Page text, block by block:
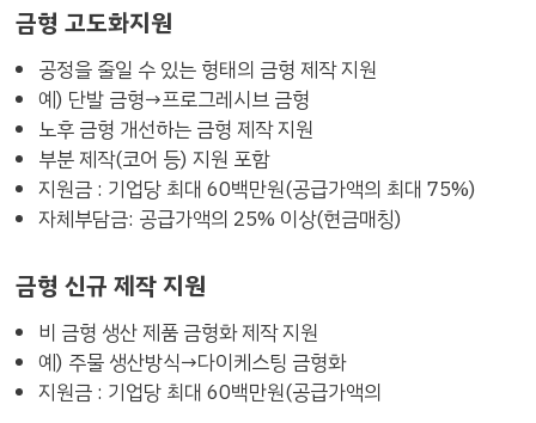
금형 고도화지원
공정을 줄일 수 있는 형태의 금형 제작 지원
예) 단발 금형→프로그레시브 금형
노후 금형 개선하는 금형 제작 지원
부분 제작(코어 등) 지원 포함
지원금 : 기업당 최대 60백만원(공급가액의 최대 75%)
자체부담금: 공급가액의 25% 이상(현금매칭)
금형 신규 제작 지원
비 금형 생산 제품 금형화 제작 지원
예) 주물 생산방식→다이케스팅 금형화
지원금 : 기업당 최대 60백만원(공급가액의